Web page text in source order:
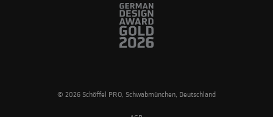
© 2026 Schöffel PRO, Schwabmünchen, Deutschland